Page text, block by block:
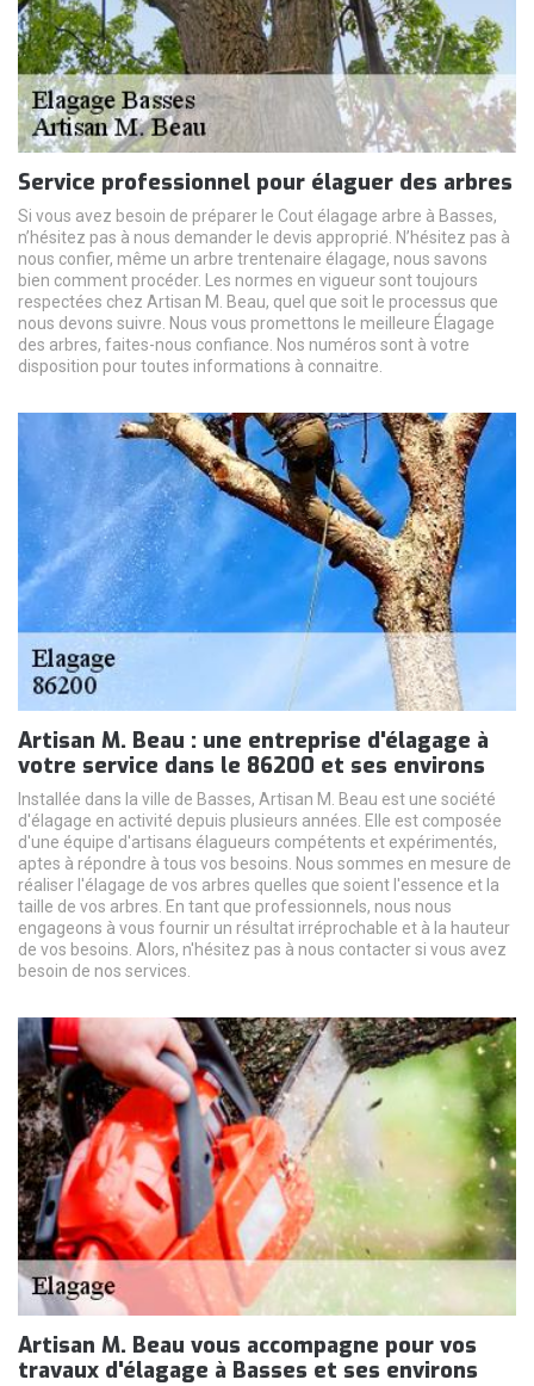
Service professionnel pour élaguer des arbres
Si vous avez besoin de préparer le Cout élagage arbre à Basses,
n’hésitez pas à nous demander le devis approprié. N’hésitez pas à
nous confier, même un arbre trentenaire élagage, nous savons
bien comment procéder. Les normes en vigueur sont toujours
respectées chez Artisan M. Beau, quel que soit le processus que
nous devons suivre. Nous vous promettons le meilleure Élagage
des arbres, faites-nous confiance. Nos numéros sont à votre
disposition pour toutes informations à connaitre.
Artisan M. Beau : une entreprise d'élagage à
votre service dans le 86200 et ses environs
Installée dans la ville de Basses, Artisan M. Beau est une société
d'élagage en activité depuis plusieurs années. Elle est composée
d'une équipe d'artisans élagueurs compétents et expérimentés,
aptes à répondre à tous vos besoins. Nous sommes en mesure de
réaliser l'élagage de vos arbres quelles que soient l'essence et la
taille de vos arbres. En tant que professionnels, nous nous
engageons à vous fournir un résultat irréprochable et à la hauteur
de vos besoins. Alors, n'hésitez pas à nous contacter si vous avez
besoin de nos services.
Artisan M. Beau vous accompagne pour vos
travaux d'élagage à Basses et ses environs